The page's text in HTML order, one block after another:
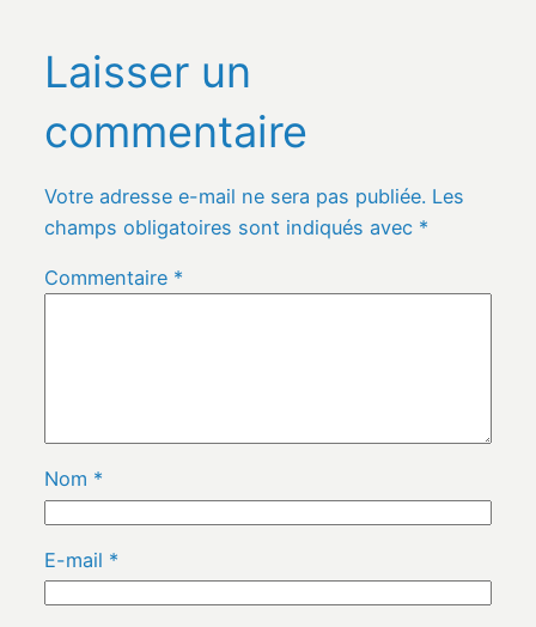
Laisser un
commentaire
Votre adresse e-mail ne sera pas publiée. Les
champs obligatoires sont indiqués avec *
Commentaire *
Nom *
E-mail *